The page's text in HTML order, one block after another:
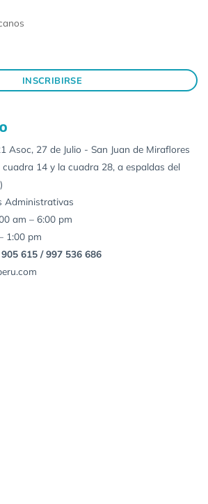
INSCRIBIRSE
Asoc, 27 de Julio - San Juan de Miraflores
cuadra 14 y la cuadra 28, a espaldas del
Administrativas
am – 6:00 pm
1:00 pm
615 / 997 536 686